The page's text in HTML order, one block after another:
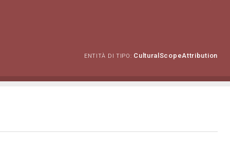
ENTITÀ DI TIPO: CulturalScopeAttribution